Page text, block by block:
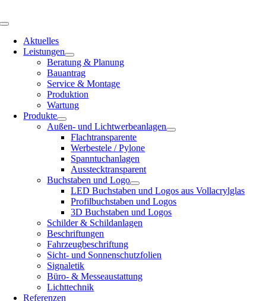
Inhalt
Toggle
NavigationAktuelles
Leistungen
Beratung & Planung
Bauantrag
Service & Montage
Produktion
Wartung
Produkte
Außen- und Lichtwerbeanlagen
Flachtransparente
Werbestele / Pylone
Spanntuchanlagen
Ausstecktransparent
Buchstaben und Logo
LED Buchstaben und Logos aus Vollacrylglas
Profilbuchstaben und Logos
3D Buchstaben und Logos
Schilder & Schildanlagen
Beschriftungen
Fahrzeugbeschriftung
Sicht- und Sonnenschutzfolien
Signaletik
Büro- & Messeaustattung
Lichttechnik
Referenzen